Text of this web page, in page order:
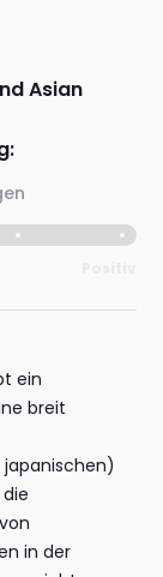
Asian
ein
breit
in der